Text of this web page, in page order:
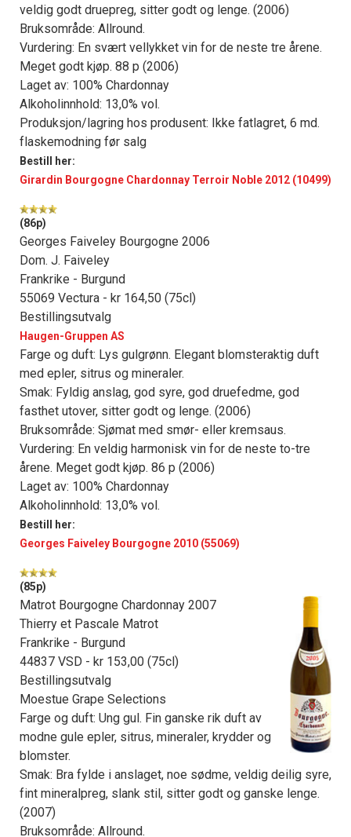
veldig godt druepreg, sitter godt og lenge. (2006)
Bruksområde: Allround.
Vurdering: En svært vellykket vin for de neste tre årene.
Meget godt kjøp. 88 p (2006)
Laget av: 100% Chardonnay
Alkoholinnhold: 13,0% vol.
Produksjon/lagring hos produsent: Ikke fatlagret, 6 md.
flaskemodning før salg
Bestill her:
Girardin Bourgogne Chardonnay Terroir Noble 2012 (10499)
(86p)
Georges Faiveley Bourgogne 2006
Dom. J. Faiveley
Frankrike - Burgund
55069 Vectura - kr 164,50 (75cl)
Bestillingsutvalg
Haugen-Gruppen AS
Farge og duft: Lys gulgrønn. Elegant blomsteraktig duft
med epler, sitrus og mineraler.
Smak: Fyldig anslag, god syre, god druefedme, god
fasthet utover, sitter godt og lenge. (2006)
Bruksområde: Sjømat med smør- eller kremsaus.
Vurdering: En veldig harmonisk vin for de neste to-tre
årene. Meget godt kjøp. 86 p (2006)
Laget av: 100% Chardonnay
Alkoholinnhold: 13,0% vol.
Bestill her:
Georges Faiveley Bourgogne 2010 (55069)
(85p)
Matrot Bourgogne Chardonnay 2007
Thierry et Pascale Matrot
Frankrike - Burgund
44837 VSD - kr 153,00 (75cl)
Bestillingsutvalg
Moestue Grape Selections
Farge og duft: Ung gul. Fin ganske rik duft av
modne gule epler, sitrus, mineraler, krydder og
blomster.
Smak: Bra fylde i anslaget, noe sødme, veldig deilig syre,
fint mineralpreg, slank stil, sitter godt og ganske lenge.
(2007)
Bruksområde: Allround.